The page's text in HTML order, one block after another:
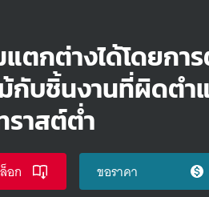
ตกต่างได้โดยกา
กับชิ้นงานที่ผิดตำ
าสต์ต่ำ
อก ขอราคา